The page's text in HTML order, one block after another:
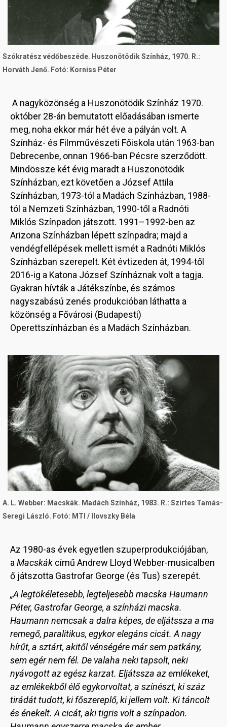
Szókratész védőbeszéde. Huszonötödik Színház, 1970. R.:
Horváth Jenő. Fotó: Korniss Péter
A nagyközönség a Huszonötödik Színház 1970.
október 28-án bemutatott előadásában ismerte
meg, noha ekkor már hét éve a pályán volt. A
Színház- és Filmművészeti Főiskola után 1963-ban
Debrecenbe, onnan 1966-ban Pécsre szerződött.
Mindössze két évig maradt a Huszonötödik
Színházban, ezt követően a József Attila
Színházban, 1973-tól a Madách Színházban, 1988-
tól a Nemzeti Színházban, 1990-től a Radnóti
Miklós Színpadon játszott. 1991–1992-ben az
Arizona Színházban lépett színpadra; majd a
vendégfellépések mellett ismét a Radnóti Miklós
Színházban szerepelt. Két évtizeden át, 1994-től
2016-ig a Katona József Színháznak volt a tagja.
Gyakran hívták a Játékszínbe, és számos
nagyszabású zenés produkcióban láthatta a
közönség a Fővárosi (Budapesti)
Operettszínházban és a Madách Színházban.
Image
A. L. Webber: Macskák. Madách Színház, 1983. R.: Szirtes Tamás-
Seregi László. Fotó: MTI / Ilovszky Béla
Az 1980-as évek egyetlen szuperprodukciójában,
a Macskák című Andrew Lloyd Webber-musicalben
ő játszotta Gastrofar George (és Tus) szerepét.
„A legtökéletesebb, legteljesebb macska Haumann
Péter, Gastrofar George, a színházi macska.
Haumann nemcsak a dalra képes, de eljátssza a ma
remegő, paralitikus, egykor elegáns cicát. A nagy
hírűt, a sztárt, akitől vénségére már sem patkány,
sem egér nem fél. De valaha neki tapsolt, neki
nyávogott az egész karzat. Eljátssza az emlékeket,
az emlékekből élő egykorvoltat, a színészt, ki száz
tirádát tudott, ki főszereplő, ki jellem volt. Ki táncolt
és énekelt. A cicát, aki tigris volt a színpadon.